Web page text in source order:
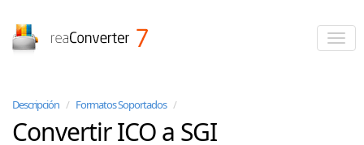
Descripción / Formatos Soportados /
Convertir ICO a SGI